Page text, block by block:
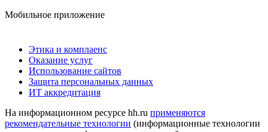
Мобильное приложение
Этика и комплаенс
Оказание услуг
Использование сайтов
Защита персональных данных
ИТ аккредитация
На информационном ресурсе hh.ru применяются
рекомендательные технологии (информационные технологии